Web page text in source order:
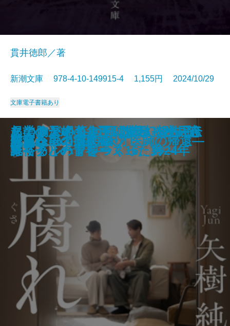
花と火の帝〔上〕
花と火の帝〔下〕
こいごころ
飢餓俳優 菅原文太伝
告発者〔上〕
告発者〔下〕
おちゃめなパティ
若草物語
名探偵の顔が良い―天草茅夢のジ
ャンクな事件簿―
邯鄲の島遥かなり〔中〕
貫井徳郎／著
新潮文庫 978-4-10-149915-4 1,155円 2024/10/29
文庫電子書籍あり
血腐れ
あしたの名医2―天才医師の帰還―
敗北からの芸人論
起業の天才！―江副浩正 8兆円企
業リクルートをつくった男―
チェレンコフの眠り
あの胸が岬のように遠かった―河
野裕子との青春―
花散る里の病棟
灯台へ
このサンドイッチ、マヨネーズ忘
れてる ハプワース16、1924年
タナトスの蒐集匣 -耽美幻想作品
集-